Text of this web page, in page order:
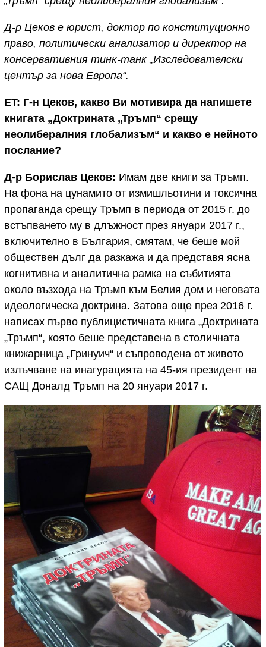
Д-р Цеков е юрист, доктор по конституционно
право, политически анализатор и директор на
консервативния тинк-танк „Изследователски
център за нова Европа“.
ET: Г-н Цеков, какво Ви мотивира да напишете
книгата „Доктрината „Тръмп“ срещу
неолибералния глобализъм“ и какво е нейното
послание?
Д-р Борислав Цеков: Имам две книги за Тръмп.
На фона на цунамито от измишльотини и токсична
пропаганда срещу Тръмп в периода от 2015 г. до
встъпването му в длъжност през януари 2017 г.,
включително в България, смятам, че беше мой
обществен дълг да разкажа и да представя ясна
когнитивна и аналитична рамка на събитията
около възхода на Тръмп към Белия дом и неговата
идеологическа доктрина. Затова още през 2016 г.
написах първо публицистичната книга „Доктрината
„Тръмп“, която беше представена в столичната
книжарница „Гринуич“ и съпроводена от живото
излъчване на инагурацията на 45-ия президент на
САЩ Доналд Тръмп на 20 януари 2017 г.